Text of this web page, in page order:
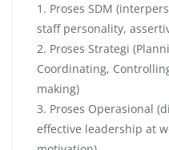
1. Proses SDM
staff personality,
2. Proses Strategi
Coordinating,
making)
3. Proses Operasional
effective leadership at